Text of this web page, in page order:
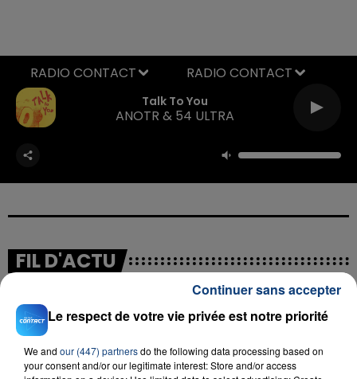
Talk To You
ANOTR & 54 ULTRA
RADIO CONTACT
FIL D'ACTU
Le respect de votre vie privée est notre priorité
We and our (447) partnersdo the following data processing based on
your consent and/or our legitimate interest: Store and/or access
Continuer sans accepter